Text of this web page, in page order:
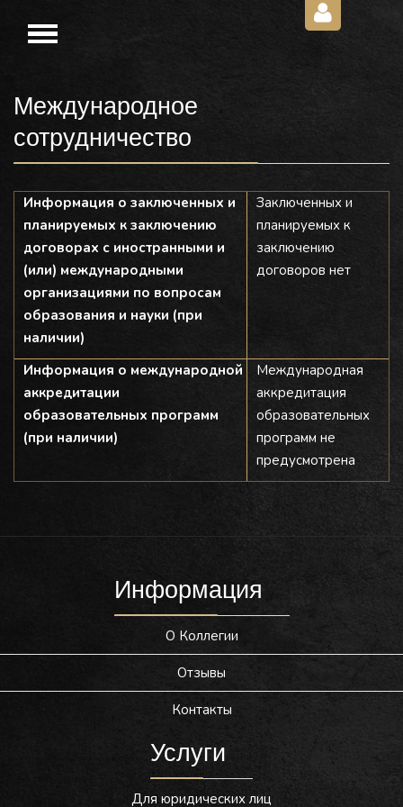
Международное
сотрудничество
Информация о заключенных и
планируемых к заключению
договорах с иностранными и
(или) международными
организациями по вопросам
образования и науки (при
наличии)
Заключенных и
планируемых к
заключению
договоров нет
Информация о международной
аккредитации
образовательных программ
(при наличии)
Международная
аккредитация
образовательных
программ не
предусмотрена
Информация
О Коллегии
Отзывы
Контакты
Услуги
Для юридических лиц